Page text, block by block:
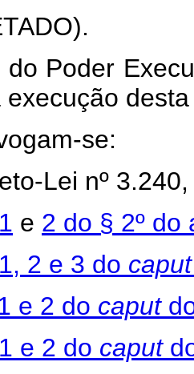
do Poder
se:
Lei nº
e 2 do § 2º do
2 e 3 do
e 2 do caput
e 2 do caput